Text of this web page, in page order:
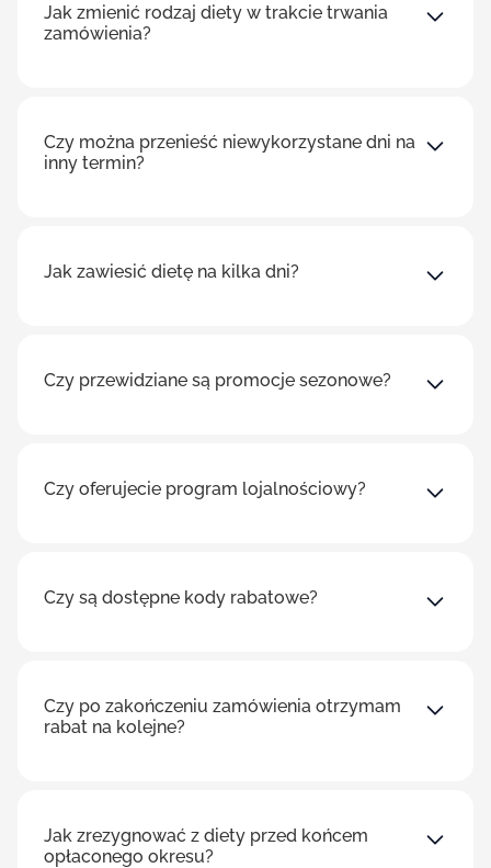
Jak zmienić rodzaj diety w trakcie trwania
zamówienia?
Czy można przenieść niewykorzystane dni na
inny termin?
Jak zawiesić dietę na kilka dni?
Czy przewidziane są promocje sezonowe?
Czy oferujecie program lojalnościowy?
Czy są dostępne kody rabatowe?
Czy po zakończeniu zamówienia otrzymam
rabat na kolejne?
Jak zrezygnować z diety przed końcem
opłaconego okresu?